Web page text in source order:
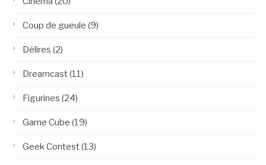
Coup de gueule (9)
Délires (2)
Dreamcast(11)
Figurines (24)
Game Cube (19)
Geek Contest(13)